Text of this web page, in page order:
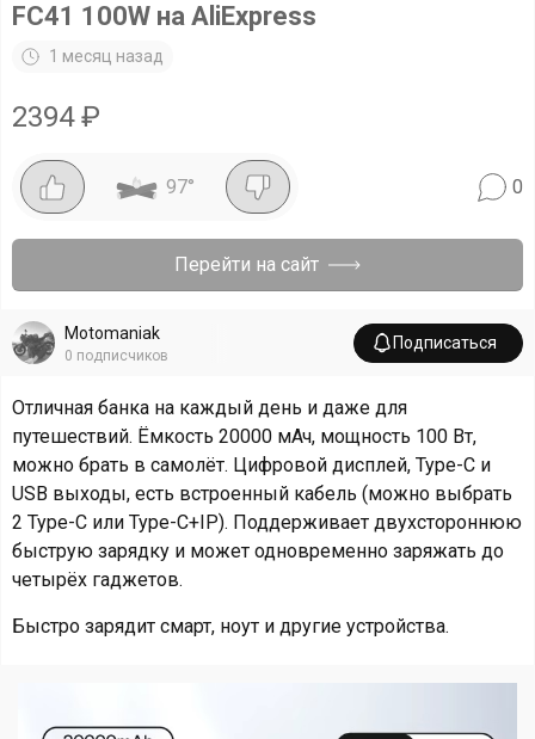
FC41 100W на AliExpress
1 месяц назад
2394₽
97° 0
Перейти на сайт
Motomaniak
0 подписчиков
Подписаться
Отличная банка на каждый день и даже для
путешествий. Ёмкость 20000 мАч, мощность 100 Вт,
можно брать в самолёт. Цифровой дисплей, Type-C и
USB выходы, есть встроенный кабель (можно выбрать
2 Type-C или Type-C+IP). Поддерживает двухстороннюю
быструю зарядку и может одновременно заряжать до
четырёх гаджетов.
Быстро зарядит смарт, ноут и другие устройства.